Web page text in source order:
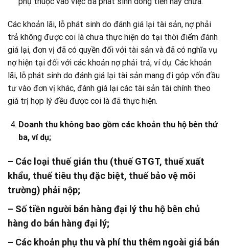
Các khoản lãi, lỗ phát sinh do đánh giá lại tài sản, nợ phải
trả không được coi là chưa thực hiện do tại thời điểm đánh
giá lại, đơn vị đã có quyền đối với tài sản và đã có nghĩa vụ
nợ hiện tại đối với các khoản nợ phải trả, ví dụ: Các khoản
lãi, lỗ phát sinh do đánh giá lại tài sản mang đi góp vốn đầu
tư vào đơn vị khác, đánh giá lại các tài sản tài chính theo
giá trị hợp lý đều được coi là đã thực hiện.
Doanh thu không bao gồm các khoản thu hộ bên thứ
ba, ví dụ;
– Các loại thuế gián thu (thuế GTGT, thuế xuất
khẩu, thuế tiêu thụ đặc biệt, thuế bảo vệ môi
trường) phải nộp;
– Số tiền người bán hàng đại lý thu hộ bên chủ
hàng do bán hàng đại lý;
– Các khoản phụ thu và phí thu thêm ngoài giá bán